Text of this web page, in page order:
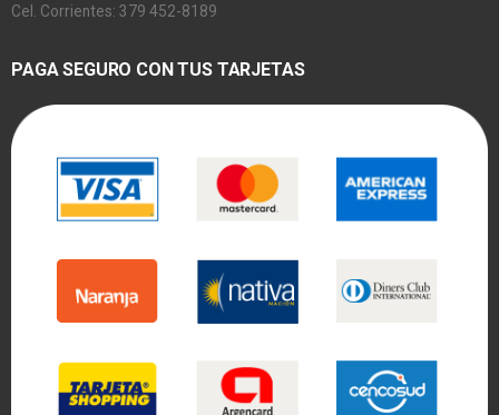
Cel. Corrientes: 379 452-8189
PAGA SEGURO CON TUS TARJETAS